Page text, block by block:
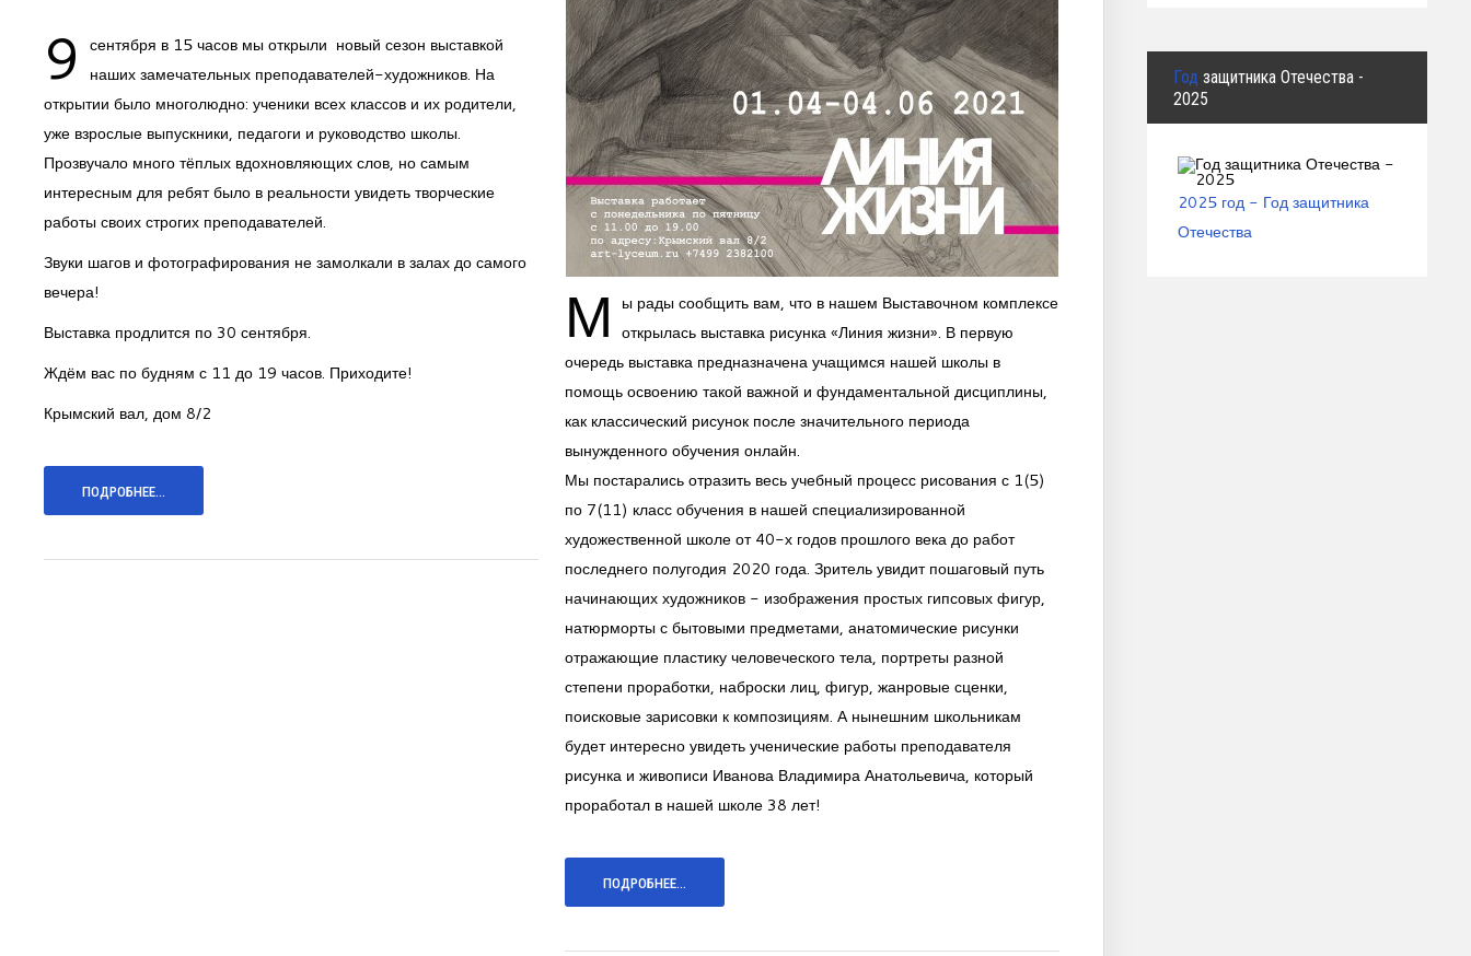
9
сентября в 15 часов мы открыли новый сезон выставкой
наших замечательных преподавателей-художников. На
открытии было многолюдно: ученики всех классов и их родители,
уже взрослые выпускники, педагоги и руководство школы.
Прозвучало много тёплых вдохновляющих слов, но самым
интересным для ребят было в реальности увидеть творческие
работы своих строгих преподавателей.
Звуки шагов и фотографирования не замолкали в залах до самого
вечера!
Выставка продлится по 30 сентября.
Ждём вас по будням с 11 до 19 часов. Приходите!
Крымский вал, дом 8/2
ПОДРОБНЕЕ...
М
ы рады сообщить вам, что в нашем Выставочном комплексе
открылась выставка рисунка «Линия жизни». В первую
очередь выставка предназначена учащимся нашей школы в
помощь освоению такой важной и фундаментальной дисциплины,
как классический рисунок после значительного периода
вынужденного обучения онлайн.
Мы постарались отразить весь учебный процесс рисования с 1(5)
по 7(11) класс обучения в нашей специализированной
художественной школе от 40-х годов прошлого века до работ
последнего полугодия 2020 года. Зритель увидит пошаговый путь
начинающих художников - изображения простых гипсовых фигур,
натюрморты с бытовыми предметами, анатомические рисунки
отражающие пластику человеческого тела, портреты разной
степени проработки, наброски лиц, фигур, жанровые сценки,
поисковые зарисовки к композициям. А нынешним школьникам
будет интересно увидеть ученические работы преподавателя
рисунка и живописи Иванова Владимира Анатольевича, который
проработал в нашей школе 38 лет!
ПОДРОБНЕЕ...
Год защитника Отечества -
2025
2025 год - Год защитника
Отечества